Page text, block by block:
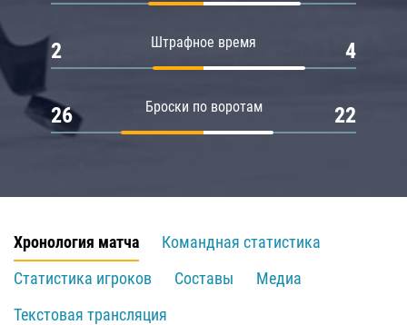
Штрафное время
2 4
Броски по воротам
26 22
Хронология матча
Командная статистика
Статистика игроков
Составы
Медиа
Текстовая трансляция